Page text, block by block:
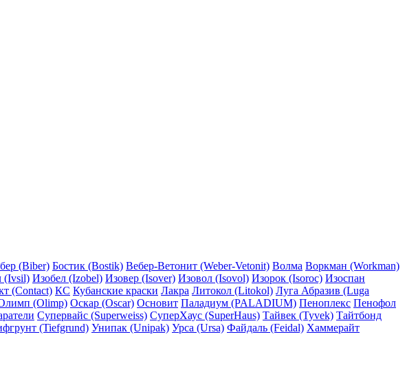
(Biber) Бостик (Bostik) Вебер-Ветонит (Weber-Vetonit) Волма Воркман (Workman)
(Ivsil) Изобел (Izobel) Изовер (Isover) Изовол (Isovol) Изорок (Isoroc) Изоспан
(Contact) КС Кубанские краски Лакра Литокол (Litokol) Луга Абразив (Luga
(Olimp) Оскар (Oscar) Основит Паладиум (PALADIUM) Пеноплекс Пенофол
Супервайс (Superweiss) СуперХаус (SuperHaus) Тайвек (Tyvek) Тайтбонд
(Tiefgrund) Унипак (Unipak) Урса (Ursa) Файдаль (Feidal) Хаммерайт